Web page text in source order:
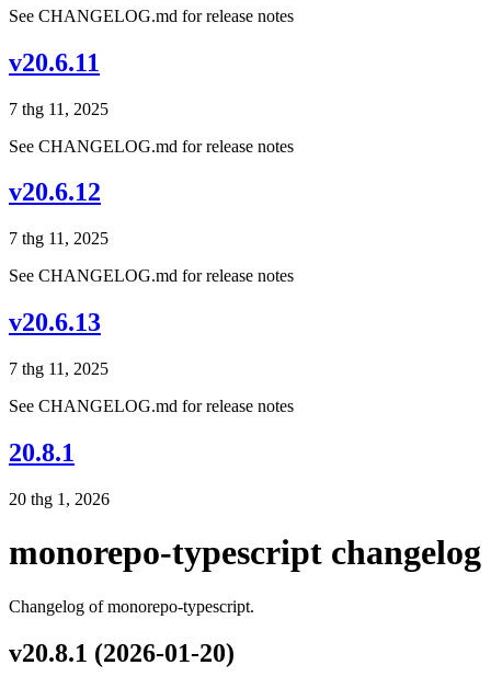
See CHANGELOG.md for release notes
v20.6.11
7 thg 11, 2025
See CHANGELOG.md for release notes
v20.6.12
7 thg 11, 2025
See CHANGELOG.md for release notes
v20.6.13
7 thg 11, 2025
See CHANGELOG.md for release notes
20.8.1
20 thg 1, 2026
monorepo-typescript changelog
Changelog of monorepo-typescript.
v20.8.1 (2026-01-20)